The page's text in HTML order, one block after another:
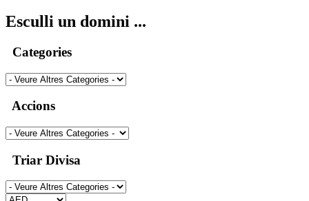
Esculli un domini ...
Categories
Accions
Triar Divisa